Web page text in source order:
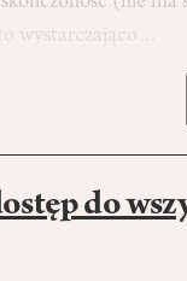
wystarczająco…
do